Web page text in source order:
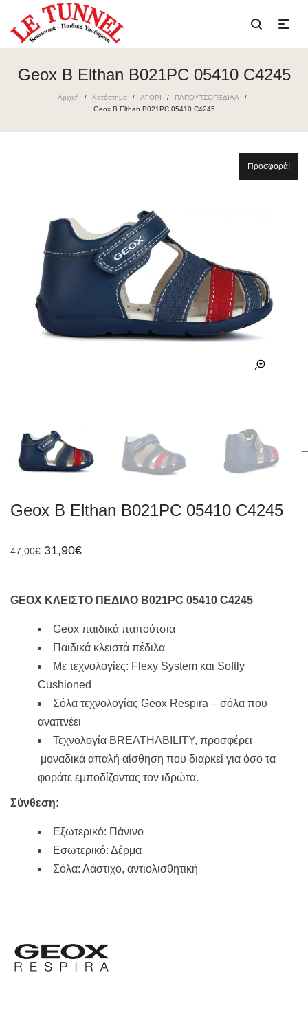
Geox B Elthan B021PC 05410 C4245
Αρχική / Κατάστημα / ΑΓΟΡΙ / ΠΑΠΟΥΤΣΟΠΕΔΙΛΑ /
Geox B Elthan B021PC 05410 C4245
Προσφορά!
Geox B Elthan B021PC 05410 C4245
47,00€ Original
31,90€Η
31,90€.
GEOX ΚΛΕΙΣΤΟ ΠΕΔΙΛΟ B021PC 05410 C4245
Geox παιδικά παπούτσια
Παιδικά κλειστά πέδιλα
Με τεχνολογίες: Flexy System και Softly
Cushioned
Σόλα τεχνολογίας Geox Respira – σόλα που
αναπνέει
Τεχνολογία BREATHABILITY, προσφέρει
μοναδικά απαλή αίσθηση που διαρκεί για όσο τα
φοράτε εμποδίζοντας τον ιδρώτα.
Σύνθεση:
Εξωτερικό: Πάνινο
Εσωτερικό: Δέρμα
Σόλα: Λάστιχο, αντιολισθητική